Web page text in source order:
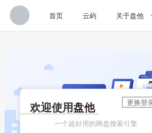
首页 云屿 关于盘他
欢迎使用盘他
一个超好用的网盘搜索引擎